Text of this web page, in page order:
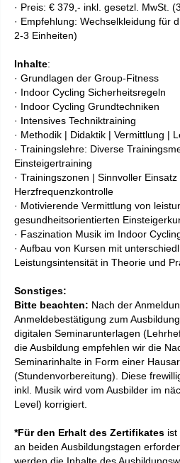
· Preis: € 379,- inkl. gesetzl. MwSt.
· Empfehlung: Wechselkleidung für
2-3 Einheiten)
Inhalte:
· Grundlagen der Group-Fitness
· Indoor Cycling Sicherheitsregeln
· Indoor Cycling Grundtechniken
· Intensives Techniktraining
· Methodik | Didaktik | Vermittlung |
· Trainingslehre: Diverse
Einsteigertraining
· Trainingszonen | Sinnvoller Einsatz
Herzfrequenzkontrolle
· Motivierende Vermittlung von
gesundheitsorientierten
· Faszination Musik im Indoor
· Aufbau von Kursen mit
Leistungsintensität in Theorie und
Sonstiges:
Bitte beachten: Nach der
Anmeldebestätigung zum
digitalen Seminarunterlagen
die Ausbildung empfehlen wir die
Seminarinhalte in Form einer
(Stundenvorbereitung). Diese
inkl. Musik wird vom Ausbilder im
Level) korrigiert.
*Für den Erhalt des Zertifikates ist
an beiden Ausbildungstagen